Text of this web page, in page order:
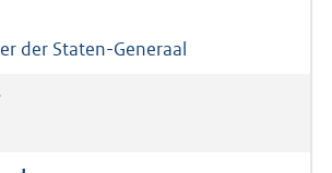
der Staten-Generaal